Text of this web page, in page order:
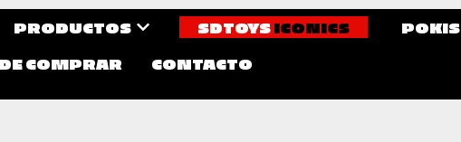
PRODUCTOS SDTOYS ICONICS
POKIS
COMPRAR
CONTACTO